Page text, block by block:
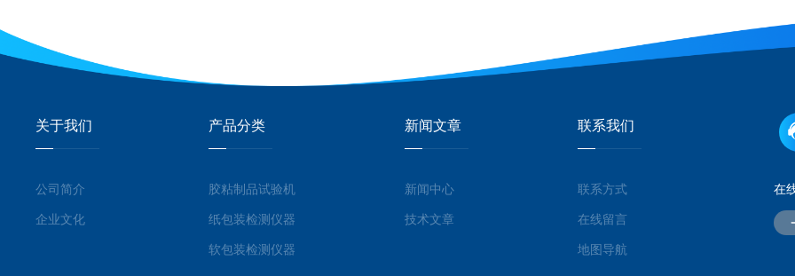
关于我们
公司简介
企业文化
产品分类
胶粘制品试验机
纸包装检测仪器
软包装检测仪器
新闻文章
新闻中心
技术文章
联系我们
联系方式
在线留言
地图导航
在